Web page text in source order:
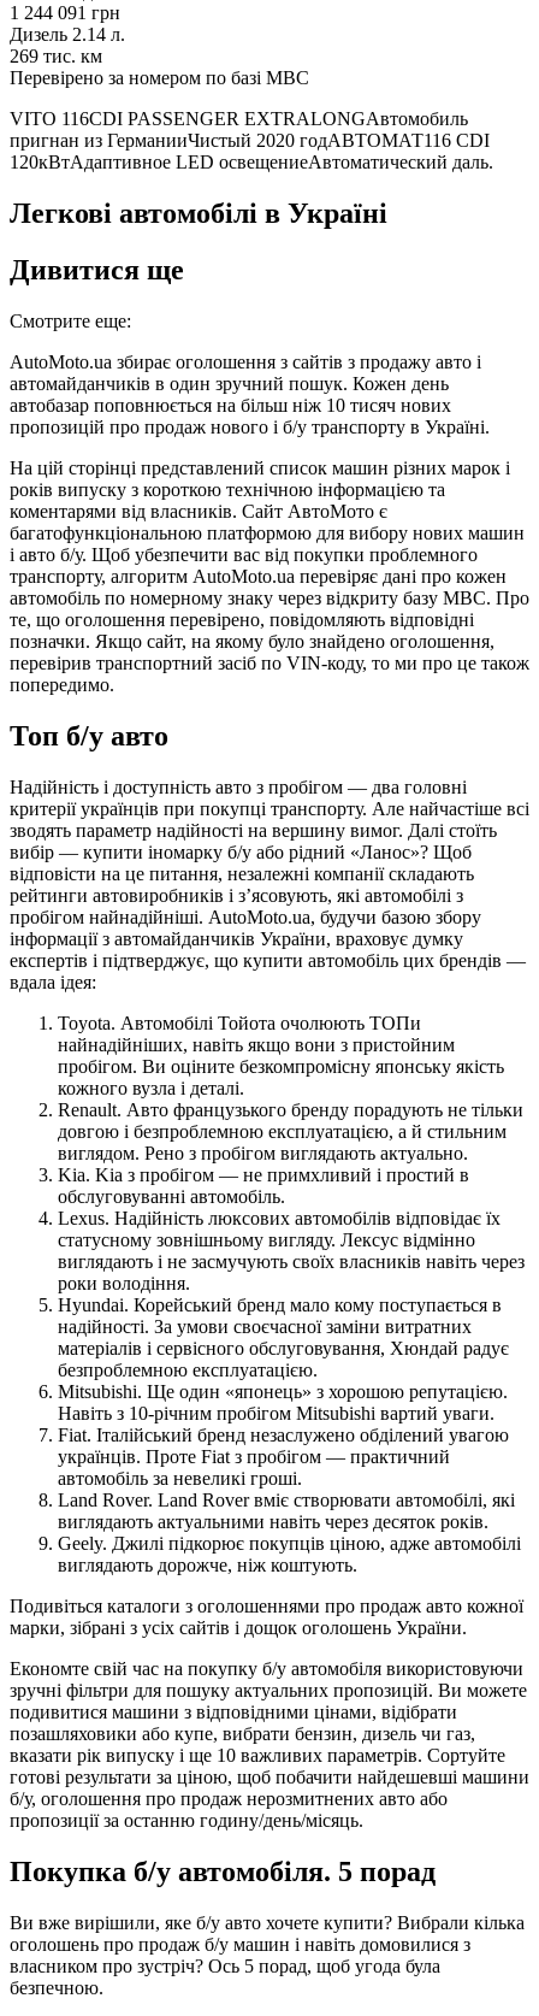
1 244 091 грн
Дизель 2.14 л.
269 тис. км
Перевірено за номером по базі МВС
VITO 116CDI PASSENGER EXTRALONGАвтомобиль
пригнан из ГерманииЧистый 2020 годАВТОМАТ116 CDI
120кВтАдаптивное LED освещениеАвтоматический даль.
Легкові автомобілі в Україні
Дивитися ще
Смотрите еще:
AutoMoto.ua збирає оголошення з сайтів з продажу авто і
автомайданчиків в один зручний пошук. Кожен день
автобазар поповнюється на більш ніж 10 тисяч нових
пропозицій про продаж нового і б/у транспорту в Україні.
На цій сторінці представлений список машин різних марок і
років випуску з короткою технічною інформацією та
коментарями від власників. Сайт АвтоМото є
багатофункціональною платформою для вибору нових машин
і авто б/у. Щоб убезпечити вас від покупки проблемного
транспорту, алгоритм AutoMoto.ua перевіряє дані про кожен
автомобіль по номерному знаку через відкриту базу МВС. Про
те, що оголошення перевірено, повідомляють відповідні
позначки. Якщо сайт, на якому було знайдено оголошення,
перевірив транспортний засіб по VIN-коду, то ми про це також
попередимо.
Топ б/у авто
Надійність і доступність авто з пробігом — два головні
критерії українців при покупці транспорту. Але найчастіше всі
зводять параметр надійності на вершину вимог. Далі стоїть
вибір — купити іномарку б/у або рідний «Ланос»? Щоб
відповісти на це питання, незалежні компанії складають
рейтинги автовиробників і з’ясовують, які автомобілі з
пробігом найнадійніші. AutoMoto.ua, будучи базою збору
інформації з автомайданчиків України, враховує думку
експертів і підтверджує, що купити автомобіль цих брендів —
вдала ідея:
Toyota. Автомобілі Тойота очолюють ТОПи
найнадійніших, навіть якщо вони з пристойним
пробігом. Ви оціните безкомпромісну японську якість
кожного вузла і деталі.
Renault. Авто французького бренду порадують не тільки
довгою і безпроблемною експлуатацією, а й стильним
виглядом. Рено з пробігом виглядають актуально.
Kia. Kia з пробігом — не примхливий і простий в
обслуговуванні автомобіль.
Lexus. Надійність люксових автомобілів відповідає їх
статусному зовнішньому вигляду. Лексус відмінно
виглядають і не засмучують своїх власників навіть через
роки володіння.
Hyundai. Корейський бренд мало кому поступається в
надійності. За умови своєчасної заміни витратних
матеріалів і сервісного обслуговування, Хюндай радує
безпроблемною експлуатацією.
Mitsubishi. Ще один «японець» з хорошою репутацією.
Навіть з 10-річним пробігом Mitsubishi вартий уваги.
Fiat. Італійський бренд незаслужено обділений увагою
українців. Проте Fiat з пробігом — практичний
автомобіль за невеликі гроші.
Land Rover. Land Rover вміє створювати автомобілі, які
виглядають актуальними навіть через десяток років.
Geely. Джилі підкорює покупців ціною, адже автомобілі
виглядають дорожче, ніж коштують.
Подивіться каталоги з оголошеннями про продаж авто кожної
марки, зібрані з усіх сайтів і дощок оголошень України.
Економте свій час на покупку б/у автомобіля використовуючи
зручні фільтри для пошуку актуальних пропозицій. Ви можете
подивитися машини з відповідними цінами, відібрати
позашляховики або купе, вибрати бензин, дизель чи газ,
вказати рік випуску і ще 10 важливих параметрів. Сортуйте
готові результати за ціною, щоб побачити найдешевші машини
б/у, оголошення про продаж нерозмитнених авто або
пропозиції за останню годину/день/місяць.
Покупка б/у автомобіля. 5 порад
Ви вже вирішили, яке б/у авто хочете купити? Вибрали кілька
оголошень про продаж б/у машин і навіть домовилися з
власником про зустріч? Ось 5 порад, щоб угода була
безпечною.